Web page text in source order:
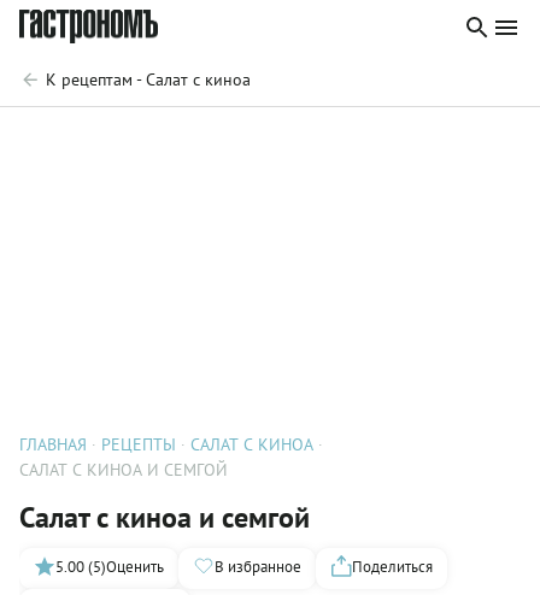
К рецептам - Салат с киноа
ГЛАВНАЯ РЕЦЕПТЫ
САЛАТ С КИНОА
САЛАТ С КИНОА И СЕМГОЙ
Салат с киноа и семгой
5.00 (5)Оценить В избранное
Поделиться